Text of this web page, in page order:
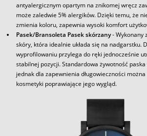
antyalergicznym opartym na znikomej wręcz
może zaledwie 5% alergików. Dzięki temu, że
zmienia koloru, zapewnia wysoki komfort
Pasek/Bransoleta Pasek skórzany- Wykonany
skóry, która idealnie układa się na nadgarstku.
wyprofilowaniu przylega do ręki jednocześnie
stabilnej pozycji. Standardowa żywotność
jednak dla zapewnienia długowieczności
kosmetyki poprawiające jego wygląd.